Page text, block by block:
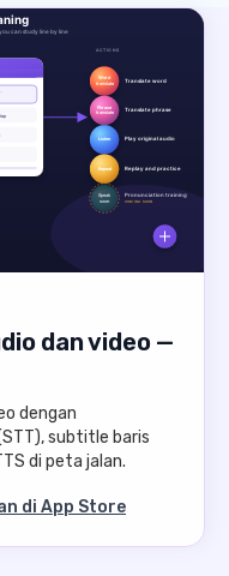
dan video —
dengan
subtitle baris
di peta jalan.
di App Store